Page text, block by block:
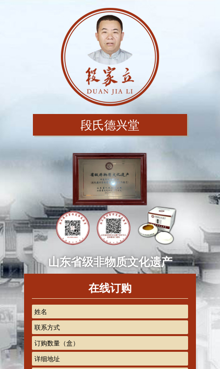
段氏德兴堂
山东省级非物质文化遗产
在线订购